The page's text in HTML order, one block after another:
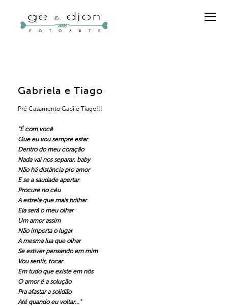
Gabriela e Tiago
Pré Casamento Gabi e Tiago!!!
"É com você
Que eu vou sempre estar
Dentro do meu coração
Nada vai nos separar, baby
Não há distância pro amor
E se a saudade apertar
Procure no céu
A estrela que mais brilhar
Ela será o meu olhar
Um amor assim
Não importa o lugar
A mesma lua que olhar
Se estiver pensando em mim
Vou sentir, tocar
Em tudo que existe em nós
O amor é a solução
Pra afastar a solidão
Até quando eu voltar..."